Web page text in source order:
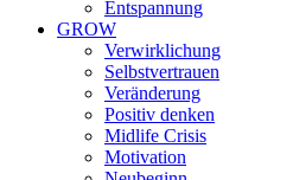
Entspannung
GROW
Verwirklichung
Selbstvertrauen
Veränderung
Positiv denken
Midlife Crisis
Motivation